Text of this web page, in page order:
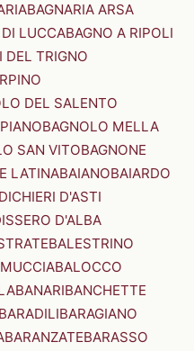
BAGNARIA ARSA
DI LUCCABAGNO A RIPOLI
DEL TRIGNO
DEL SALENTO
BAGNOLO MELLA
SAN VITOBAGNONE
LATINABAIANOBAIARDO
D'ASTI
D'ALBA
BALESTRINO
BALOCCO
BANARIBANCHETTE
BARADILIBARAGIANO
BARANZATEBARASSO